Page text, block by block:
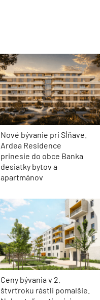
Nové bývanie pri Sĺňave.
Ardea Residence
prinesie do obce Banka
desiatky bytov a
apartmánov
Ceny bývania v 2.
štvrťroku rástli pomalšie.